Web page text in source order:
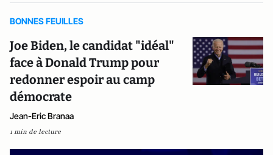
BONNES FEUILLES
Joe Biden, le candidat "idéal"
face à Donald Trump pour
redonner espoir au camp
démocrate
Jean-Eric Branaa
1 min de lecture